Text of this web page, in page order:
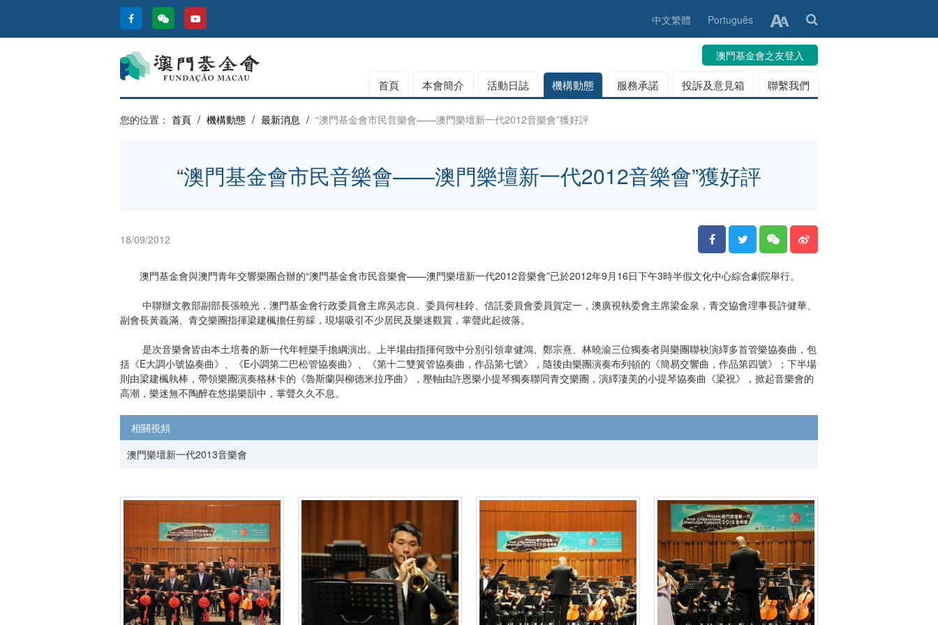
中文繁體 Português
澳門基金會之友登入
首頁 本會簡介 活動日誌 機構動態 服務承諾 投訴及意見箱 聯繫我們
您的位置： 首頁 / 機構動態 / 最新消息 / “澳門基金會市民音樂會——澳門樂壇新一代2012音樂會”獲好評
“澳門基金會市民音樂會——澳門樂壇新一代2012音樂會”獲好評
18/09/2012
澳門基金會與澳門青年交響樂團合辦的“澳門基金會市民音樂會——澳門樂壇新一代2012音樂會”已於2012年9月16日下午3時半假文化中心綜合劇院舉行。
中聯辦文教部副部長張曉光，澳門基金會行政委員會主席吳志良、委員何桂鈴、信託委員會委員賀定一，澳廣視執委會主席梁金泉，青交協會理事長許健華、
副會長黃義滿、青交樂團指揮梁建楓擔任剪綵，現場吸引不少居民及樂迷觀賞，掌聲此起彼落。
是次音樂會皆由本土培養的新一代年輕樂手擔綱演出。上半場由指揮何致中分別引領韋健鴻、鄭宗熹、林曉渝三位獨奏者與樂團聯袂演繹多首管樂協奏曲，包
括《E大調小號協奏曲》、《E小調第二巴松管協奏曲》、《第十二雙簧管協奏曲，作品第七號》，隨後由樂團演奏布列頓的《簡易交響曲，作品第四號》；下半場
則由梁建楓執棒，帶領樂團演奏格林卡的《魯斯蘭與柳德米拉序曲》，壓軸由許恩樂小提琴獨奏聯同青交樂團，演繹淒美的小提琴協奏曲《梁祝》，掀起音樂會的
高潮，樂迷無不陶醉在悠揚樂韻中，掌聲久久不息。
相關視頻
澳門樂壇新一代2013音樂會